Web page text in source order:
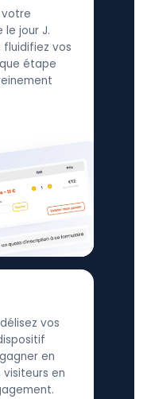
jour J.
fluidifiez vos
étape
vos
en
en